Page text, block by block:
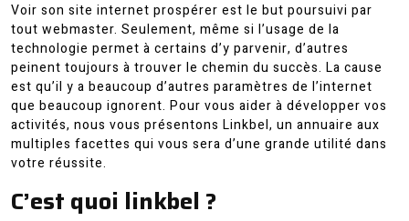
Voir son site internet prospérer est le but poursuivi par
tout webmaster. Seulement, même si l’usage de la
technologie permet à certains d’y parvenir, d’autres
peinent toujours à trouver le chemin du succès. La cause
est qu’il y a beaucoup d’autres paramètres de l’internet
que beaucoup ignorent. Pour vous aider à développer vos
activités, nous vous présentons Linkbel, un annuaire aux
multiples facettes qui vous sera d’une grande utilité dans
votre réussite.
C’est quoi linkbel ?